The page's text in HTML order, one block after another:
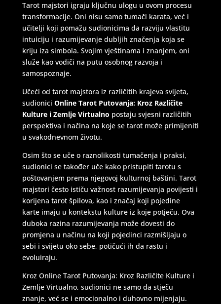
Tarot majstori igraju ključnu ulogu u ovom procesu
transformacije. Oni nisu samo tumači karata, već i
učitelji koji pomažu sudionicima da razviju vlastitu
intuiciju i razumijevanje dubljih značenja koja se
kriju iza simbola. Svojim vještinama i znanjem, oni
služe kao vodiči na putu osobnog razvoja i
samospoznaje.
Učeći od tarot majstora iz različitih krajeva svijeta,
sudionici Online Tarot Putovanja: Kroz Različite
Kulture i Zemlje Virtualno postaju svjesni različitih
perspektiva i načina na koje se tarot može primijeniti
u svakodnevnom životu.
Osim što se uče o raznolikosti tumačenja i praksi,
sudionici se također uče kako pristupiti tarotu s
poštovanjem prema njegovoj kulturnoj baštini. Tarot
majstori često ističu važnost razumijevanja povijesti i
korijena tarot špilova, kao i značaj koji pojedine
karte imaju u kontekstu kulture iz koje potječu. Ova
duboka razina razumijevanja može dovesti do
promjena u načinu na koji pojedinci razmišljaju o
sebi i svijetu oko sebe, potičući ih da rastu i
evoluiraju.
Kroz Online Tarot Putovanja: Kroz Različite Kulture i
Zemlje Virtualno, sudionici ne samo da stječu
znanje, već se i emocionalno i duhovno mijenjaju.
DENI/ Kod 15
Tarot savjetnik je zauzet
TEHNIKE:tarot, tarot marseille, ljubavni tarot, visak
Broj tel: 064/600-600
tel:0,93€ - mob:1,12€ min
Tarot savjetnik je slobodan
TEHNIKE:astrologija, numerologija, tarot, radiestezija